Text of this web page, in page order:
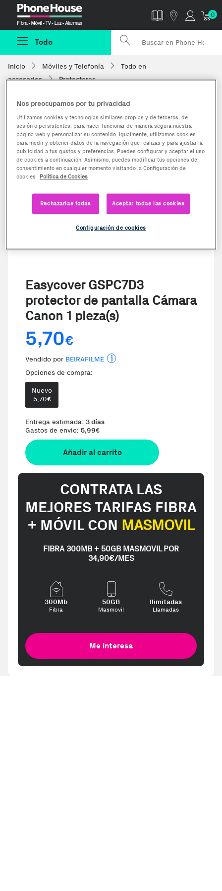
0
Todo
Inicio Móviles y Telefonía
Todo en
accesorios
Protectores
Easycover GSPC7D3
protector de pantalla Cámara
Canon 1 pieza(s)
5,70€
Vendido por BEIRAFILME
Opciones de compra:
Nuevo
5,70€
Entrega estimada: 3 días
Gastos de envio: 5,99€
Añadir al carrito
CONTRATA LAS
MEJORES TARIFAS FIBRA
+ MÓVIL CON MASMOVIL
FIBRA 300MB + 50GB MASMOVIL POR
34,90€/MES
300Mb
Fibra
50GB
Masmovil
Ilimitadas
Llamadas
Me interesa
Nos preocupamos por tu privacidad
Utilizamos cookies y tecnologías similares propias y de terceros, de
sesión o persistentes, para hacer funcionar de manera segura nuestra
página web y personalizar su contenido. Igualmente, utilizamos cookies
para medir y obtener datos de la navegación que realizas y para ajustar la
publicidad a tus gustos y preferencias. Puedes configurar y aceptar el uso
de cookies a continuación. Asimismo, puedes modificar tus opciones de
consentimiento en cualquier momento visitando la Configuración de
cookies
Política de Cookies
Rechazarlas todas Aceptar todas las cookies
Configuración de cookies